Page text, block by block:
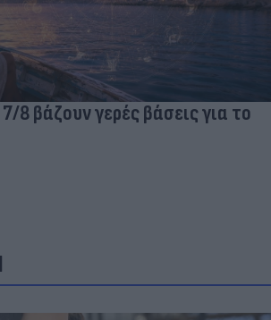
8 βάζουν γερές βάσεις για το